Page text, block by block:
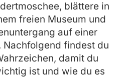
blättere in
freien Museum und
auf einer
Nachfolgend findest du
damit du
ist und wie du es